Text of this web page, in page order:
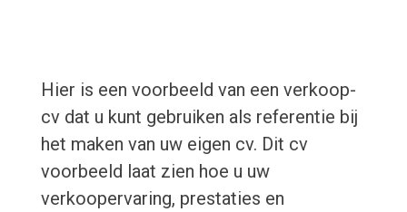
Hier is een voorbeeld van een verkoop-
cv dat u kunt gebruiken als referentie bij
het maken van uw eigen cv. Dit cv
voorbeeld laat zien hoe u uw
verkoopervaring, prestaties en